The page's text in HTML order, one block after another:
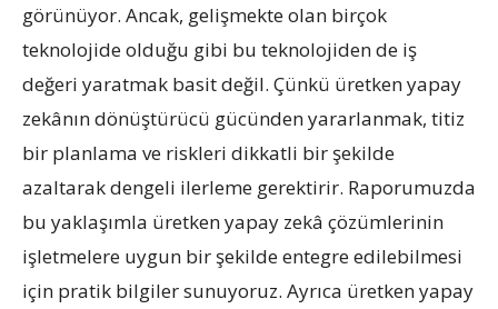
görünüyor. Ancak, gelişmekte olan birçok
teknolojide olduğu gibi bu teknolojiden de iş
değeri yaratmak basit değil. Çünkü üretken yapay
zekânın dönüştürücü gücünden yararlanmak, titiz
bir planlama ve riskleri dikkatli bir şekilde
azaltarak dengeli ilerleme gerektirir. Raporumuzda
bu yaklaşımla üretken yapay zekâ çözümlerinin
işletmelere uygun bir şekilde entegre edilebilmesi
için pratik bilgiler sunuyoruz. Ayrıca üretken yapay